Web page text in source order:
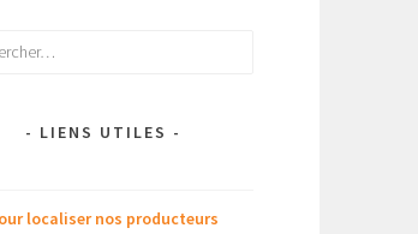
:
- LIENS UTILES -
localiser nos producteurs